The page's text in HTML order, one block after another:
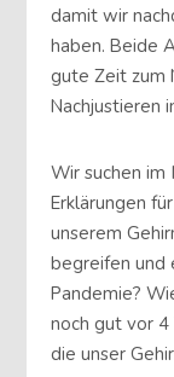
damit wir
haben. Beide
gute Zeit zum
Nachjustieren
Wir suchen im
Erklärungen
unserem
begreifen und
Pandemie?
noch gut vor 4
die unser